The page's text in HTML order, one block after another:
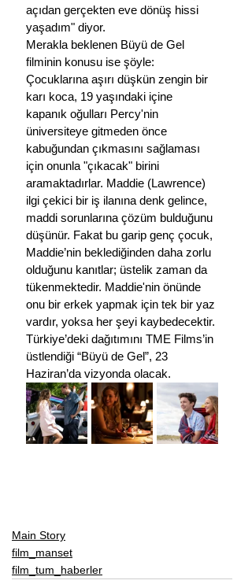
açıdan gerçekten eve dönüş hissi
yaşadım" diyor.
Merakla beklenen Büyü de Gel
filminin konusu ise şöyle:
Çocuklarına aşırı düşkün zengin bir
karı koca, 19 yaşındaki içine
kapanık oğulları Percy'nin
üniversiteye gitmeden önce
kabuğundan çıkmasını sağlaması
için onunla "çıkacak" birini
aramaktadırlar. Maddie (Lawrence)
ilgi çekici bir iş ilanına denk gelince,
maddi sorunlarına çözüm bulduğunu
düşünür. Fakat bu garip genç çocuk,
Maddie’nin beklediğinden daha zorlu
olduğunu kanıtlar; üstelik zaman da
tükenmektedir. Maddie'nin önünde
onu bir erkek yapmak için tek bir yaz
vardır, yoksa her şeyi kaybedecektir.
Türkiye’deki dağıtımını TME Films’in
üstlendiği “Büyü de Gel”, 23
Haziran’da vizyonda olacak.
Main Story
film_manset
film_tum_haberler